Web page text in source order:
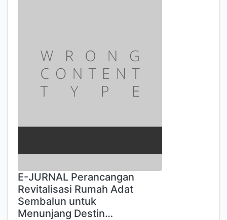
E-JURNAL Perancangan
Revitalisasi Rumah Adat
Sembalun untuk
Menunjang Destin…